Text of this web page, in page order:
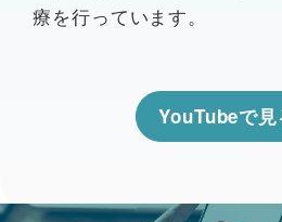
療を行っています。
YouTubeで見